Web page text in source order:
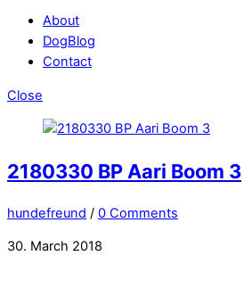
About
DogBlog
Contact
Close
2180330 BP Aari Boom 3
hundefreund / 0 Comments
30. March 2018